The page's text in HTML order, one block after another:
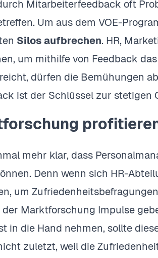
Mitarbeiterfeedback oft
Um aus dem VOE-
Silos aufbrechen. HR,
um mithilfe von Feedback
dürfen die Bemühungen
ist der Schlüssel zur stetigen
mehr klar, dass
Denn wenn sich HR-
um
Marktforschung Impulse
in die Hand nehmen, sollte
zuletzt, weil die